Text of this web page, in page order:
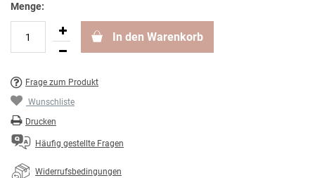
Menge:
In den Warenkorb
Frage zum Produkt
Wunschliste
Drucken
Häufig gestellte Fragen
Widerrufsbedingungen